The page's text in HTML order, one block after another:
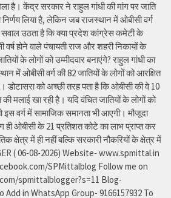
है। केंद्र सरकार ने राहुल गांधी की मांग पर जाति
लिया है, लेकिन जब राजस्थान में ओबीसी वर्ग
सवाल उठता है कि क्या प्रदेश कांग्रेस कमेटी के
वर्ष होने वाले पंचायती राज और शहरी निकायों के
के लोगों को उम्मीदवार बनाएंगे? राहुल गांधी का
में ओबीसी वर्ग की 82 जातियों के लोगों को आरक्षित
डोटासरा को अच्छी तरह पता है कि ओबीसी की वे 10
की मलाई खा रही है। यदि वंचित जातियों के लोगों को
इस वर्ग में सामाजिक समानता भी आएगी। मौजूदा
ही ओबीसी के 21 प्रतिशत कोटे का लाभ प्राप्त कर
क्षेत्र में ही नहीं बल्कि सरकारी नौकरियों के क्षेत्र में
( 06-08-2026) Website- www.spmittal.in
SPMittalblog Follow me on
spmittalblogger?s=11 Blog-
in WhatsApp Group- 9166157932 To